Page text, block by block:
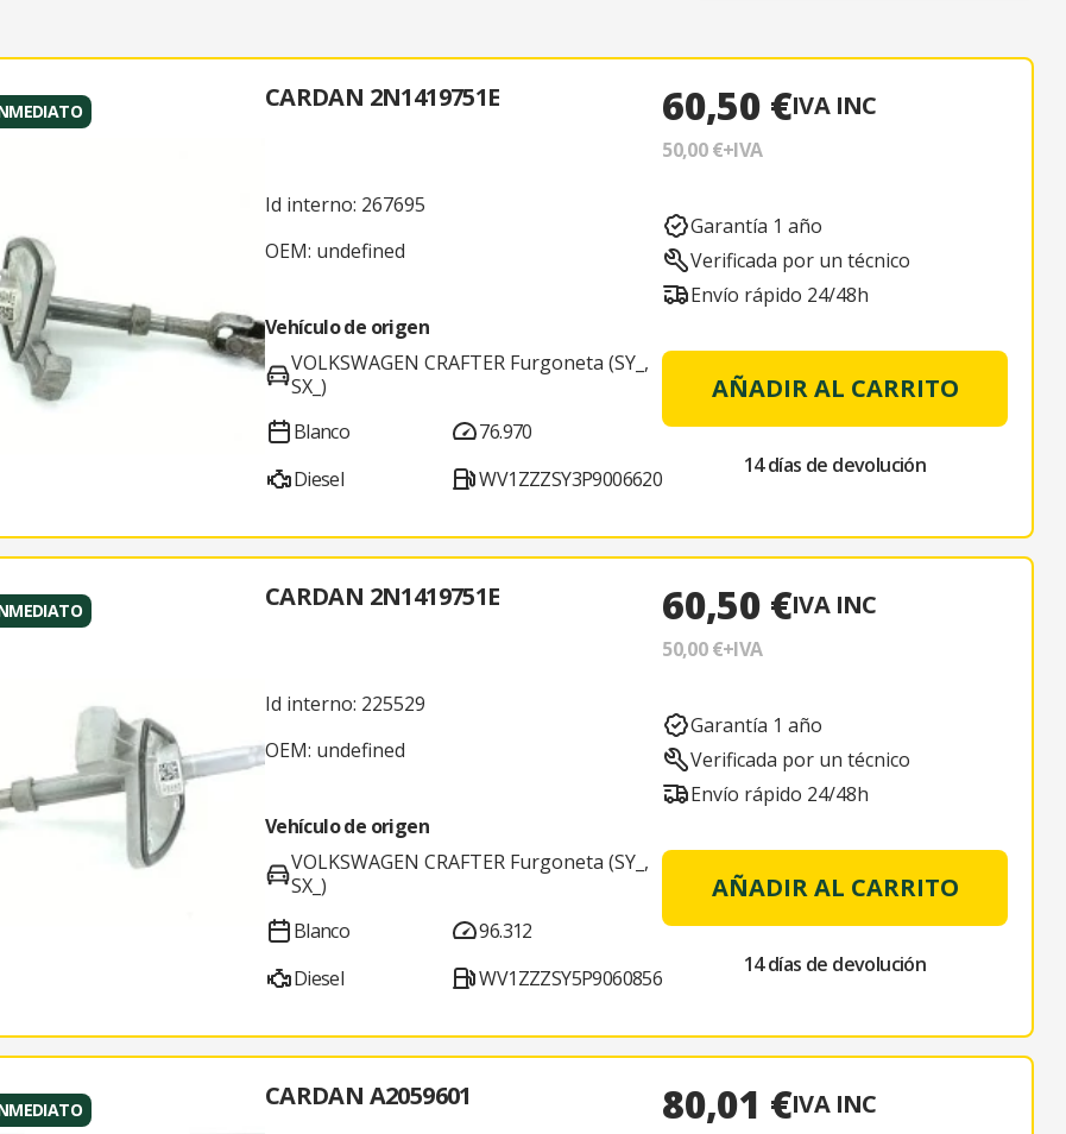
CARDAN 2N1419751E
Id interno: 267695
OEM: undefined
Vehículo de origen
VOLKSWAGEN CRAFTER Furgoneta (SY_,
SX_)
Blanco
Diesel
76.970
WV1ZZZSY3P9006620
60,50 €IVA INC
50,00 €+IVA
Garantía 1 año
Verificada por un técnico
Envío rápido 24/48h
AÑADIR AL CARRITO
14 días de devolución
CARDAN 2N1419751E
Id interno: 225529
OEM: undefined
Vehículo de origen
VOLKSWAGEN CRAFTER Furgoneta (SY_,
SX_)
Blanco
Diesel
96.312
WV1ZZZSY5P9060856
60,50 €IVA INC
50,00 €+IVA
Garantía 1 año
Verificada por un técnico
Envío rápido 24/48h
AÑADIR AL CARRITO
14 días de devolución
CARDAN A2059601 80,01 €IVA INC